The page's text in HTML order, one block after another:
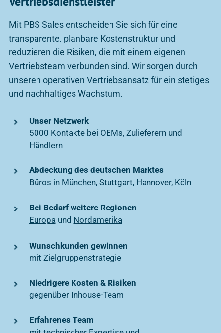
Mit PBS Sales entscheiden Sie sich für eine
transparente, planbare Kostenstruktur und
reduzieren die Risiken, die mit einem eigenen
Vertriebsteam verbunden sind. Wir sorgen durch
unseren operativen Vertriebsansatz für ein stetiges
und nachhaltiges Wachstum.
Unser Netzwerk
5000 Kontakte bei OEMs, Zulieferern und
Händlern
Abdeckung des deutschen Marktes
Büros in München, Stuttgart, Hannover, Köln
Bei Bedarf weitere Regionen
Europa und Nordamerika
Wunschkunden gewinnen
mit Zielgruppenstrategie
Niedrigere Kosten & Risiken
gegenüber Inhouse-Team
Erfahrenes Team